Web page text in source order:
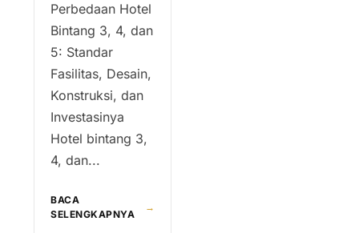
Perbedaan Hotel
Bintang 3, 4, dan
5: Standar
Fasilitas, Desain,
Konstruksi, dan
Investasinya
Hotel bintang 3,
4, dan...
BACA
SELENGKAPNYA
→